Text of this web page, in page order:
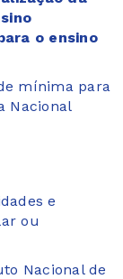
o ensino
mínima para
Nacional
e
ou
Nacional de